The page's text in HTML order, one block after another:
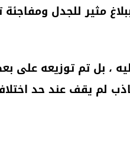
مثير للجدل
، بل تم توزيعه على
لم يقف عند حد